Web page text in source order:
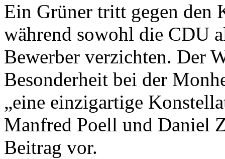
Ein Grüner tritt gegen den
während sowohl die CDU
Bewerber verzichten. Der
Besonderheit bei der
„eine einzigartige
Manfred Poell und Daniel
Beitrag vor.